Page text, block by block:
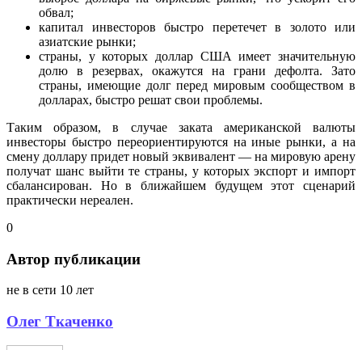
обвал;
капитал инвесторов быстро перетечет в золото или
азиатские рынки;
страны, у которых доллар США имеет значительную
долю в резервах, окажутся на грани дефолта. Зато
страны, имеющие долг перед мировым сообществом в
долларах, быстро решат свои проблемы.
Таким образом, в случае заката американской валюты
инвесторы быстро переориентируются на иные рынки, а на
смену доллару придет новый эквивалент — на мировую арену
получат шанс выйти те страны, у которых экспорт и импорт
сбалансирован. Но в ближайшем будущем этот сценарий
практически нереален.
0
Автор публикации
не в сети 10 лет
Олег Ткаченко